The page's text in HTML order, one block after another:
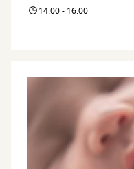
14:00 - 16:00